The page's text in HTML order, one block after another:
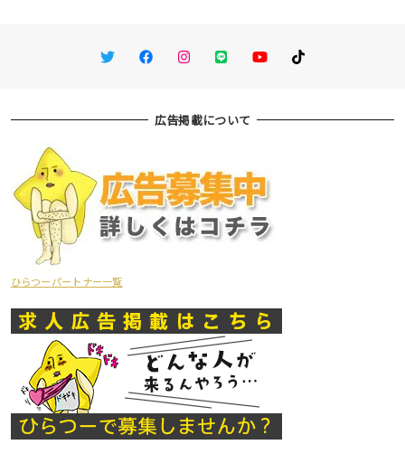
TwitterFacebookInstagram
LINE You TubeTikTok
広告掲載について
ひらつーパートナー一覧